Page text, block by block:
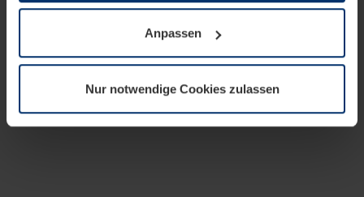
wenn diese für den Betrieb dieser Seite unbedingt
notwendig sind. Für alle anderen Cookie-Typen benötigen
wir Ihre Erlaubnis. Ihre Einwilligung können Sie jederzeit
Datenschutzerklärungunserer Website ändern oder
widerrufen.
Anpassen
Nur notwendige Cookies zulassen